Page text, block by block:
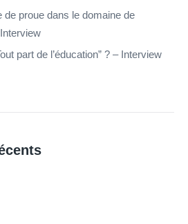
de proue dans le domaine de
part de l’éducation” ? – Interview